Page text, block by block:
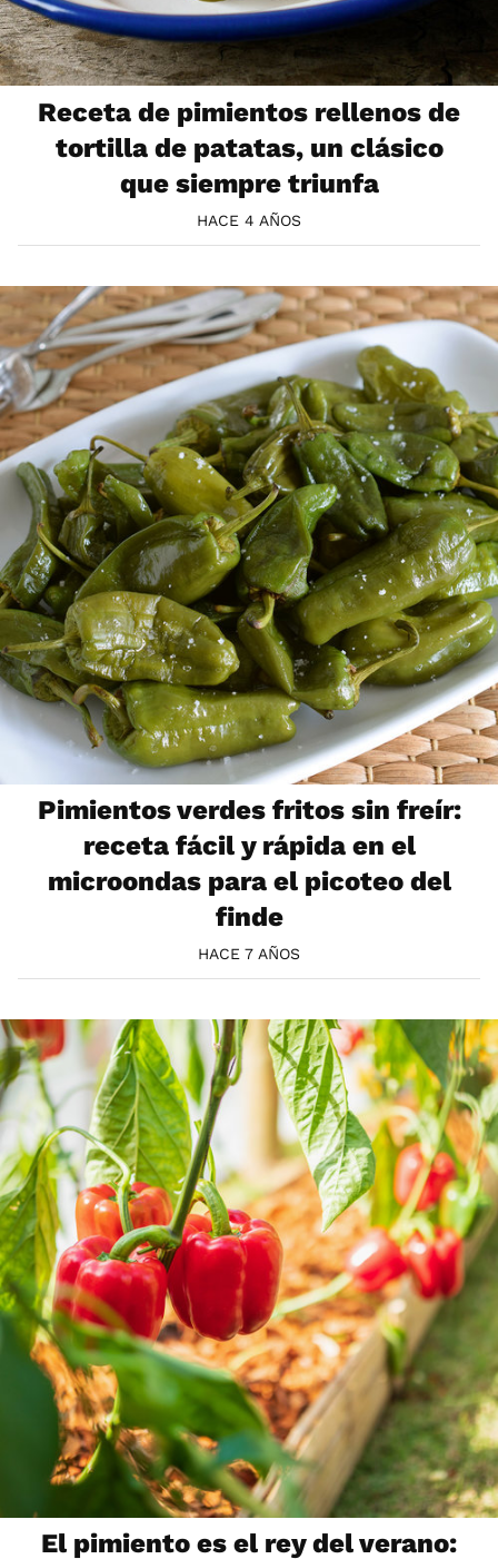
Receta de pimientos rellenos de
tortilla de patatas, un clásico
que siempre triunfa
HACE 4 AÑOS
Pimientos verdes fritos sin freír:
receta fácil y rápida en el
microondas para el picoteo del
finde
HACE 7 AÑOS
El pimiento es el rey del verano: